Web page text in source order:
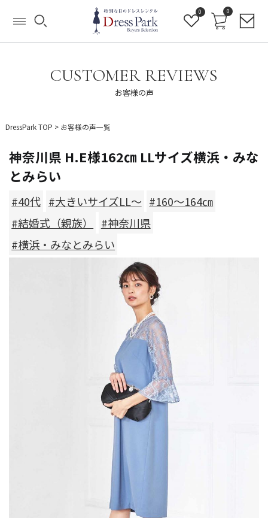
0 0
CUSTOMER REVIEWS
お客様の声
DressPark TOP > お客様の声一覧
神奈川県 H.E様162㎝ LLサイズ横浜・みな
とみらい
#40代 #大きいサイズLL～ #160～164㎝
#結婚式（親族）
#神奈川県
#横浜・みなとみらい